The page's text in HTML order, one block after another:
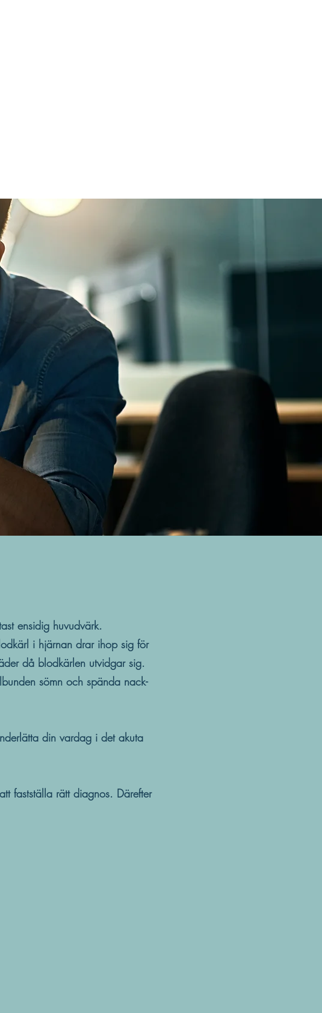
ensidig huvudvärk.
i hjärnan drar ihop sig för
då blodkärlen utvidgar sig.
sömn och spända nack-
din vardag i det akuta
fastställa rätt diagnos. Därefter